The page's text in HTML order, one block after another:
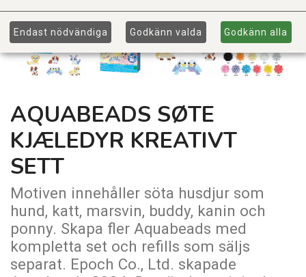
AQUABEADS SØTE
KJÆLEDYR KREATIVT
SETT
Motiven innehåller söta husdjur som
hund, katt, marsvin, buddy, kanin och
ponny. Skapa fler Aquabeads med
kompletta set och refills som säljs
separat. Epoch Co., Ltd. skapade
Endast nödvändiga Godkänn valda Godkänn alla